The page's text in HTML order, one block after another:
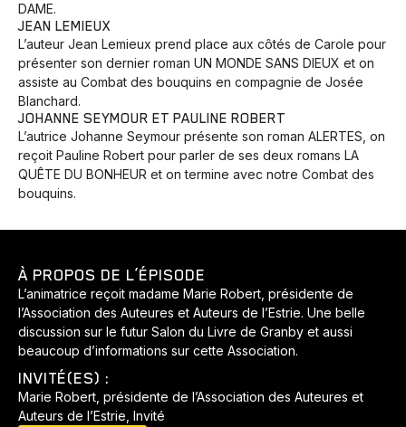
DAME.
JEAN LEMIEUX
L’auteur Jean Lemieux prend place aux côtés de Carole pour
présenter son dernier roman UN MONDE SANS DIEUX et on
assiste au Combat des bouquins en compagnie de Josée
Blanchard.
JOHANNE SEYMOUR ET PAULINE ROBERT
L’autrice Johanne Seymour présente son roman ALERTES, on
reçoit Pauline Robert pour parler de ses deux romans LA
QUÊTE DU BONHEUR et on termine avec notre Combat des
bouquins.
À PROPOS DE L’ÉPISODE
L’animatrice reçoit madame Marie Robert, présidente de
l’Association des Auteures et Auteurs de l’Estrie. Une belle
discussion sur le futur Salon du Livre de Granby et aussi
beaucoup d’informations sur cette Association.
INVITÉ(ES) :
Marie Robert, présidente de l’Association des Auteures et
Auteurs de l’Estrie, Invité